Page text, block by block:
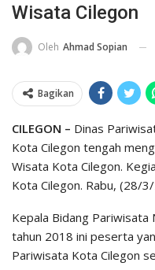
Wisata Cilegon
Oleh Ahmad Sopian
Bagikan
CILEGON – Dinas
Kota Cilegon tengah
Wisata Kota Cilegon.
Kota Cilegon. Rabu, (28/
Kepala Bidang Pariwisata
tahun 2018 ini peserta
Pariwisata Kota Cilegon